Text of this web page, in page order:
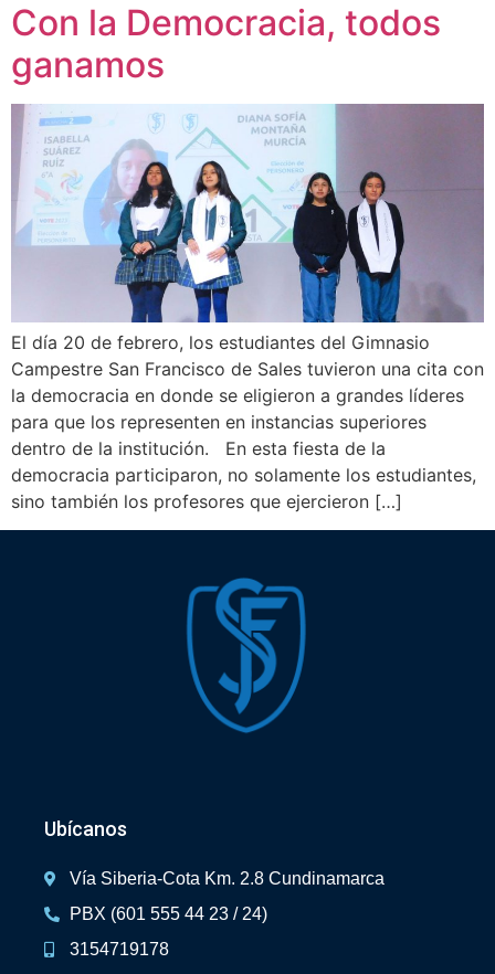
Con la Democracia, todos
ganamos
El día 20 de febrero, los estudiantes del Gimnasio
Campestre San Francisco de Sales tuvieron una cita con
la democracia en donde se eligieron a grandes líderes
para que los representen en instancias superiores
dentro de la institución. En esta fiesta de la
democracia participaron, no solamente los estudiantes,
sino también los profesores que ejercieron […]
Ubícanos
Vía Siberia-Cota Km. 2.8 Cundinamarca
PBX (601 555 44 23 / 24)
3154719178